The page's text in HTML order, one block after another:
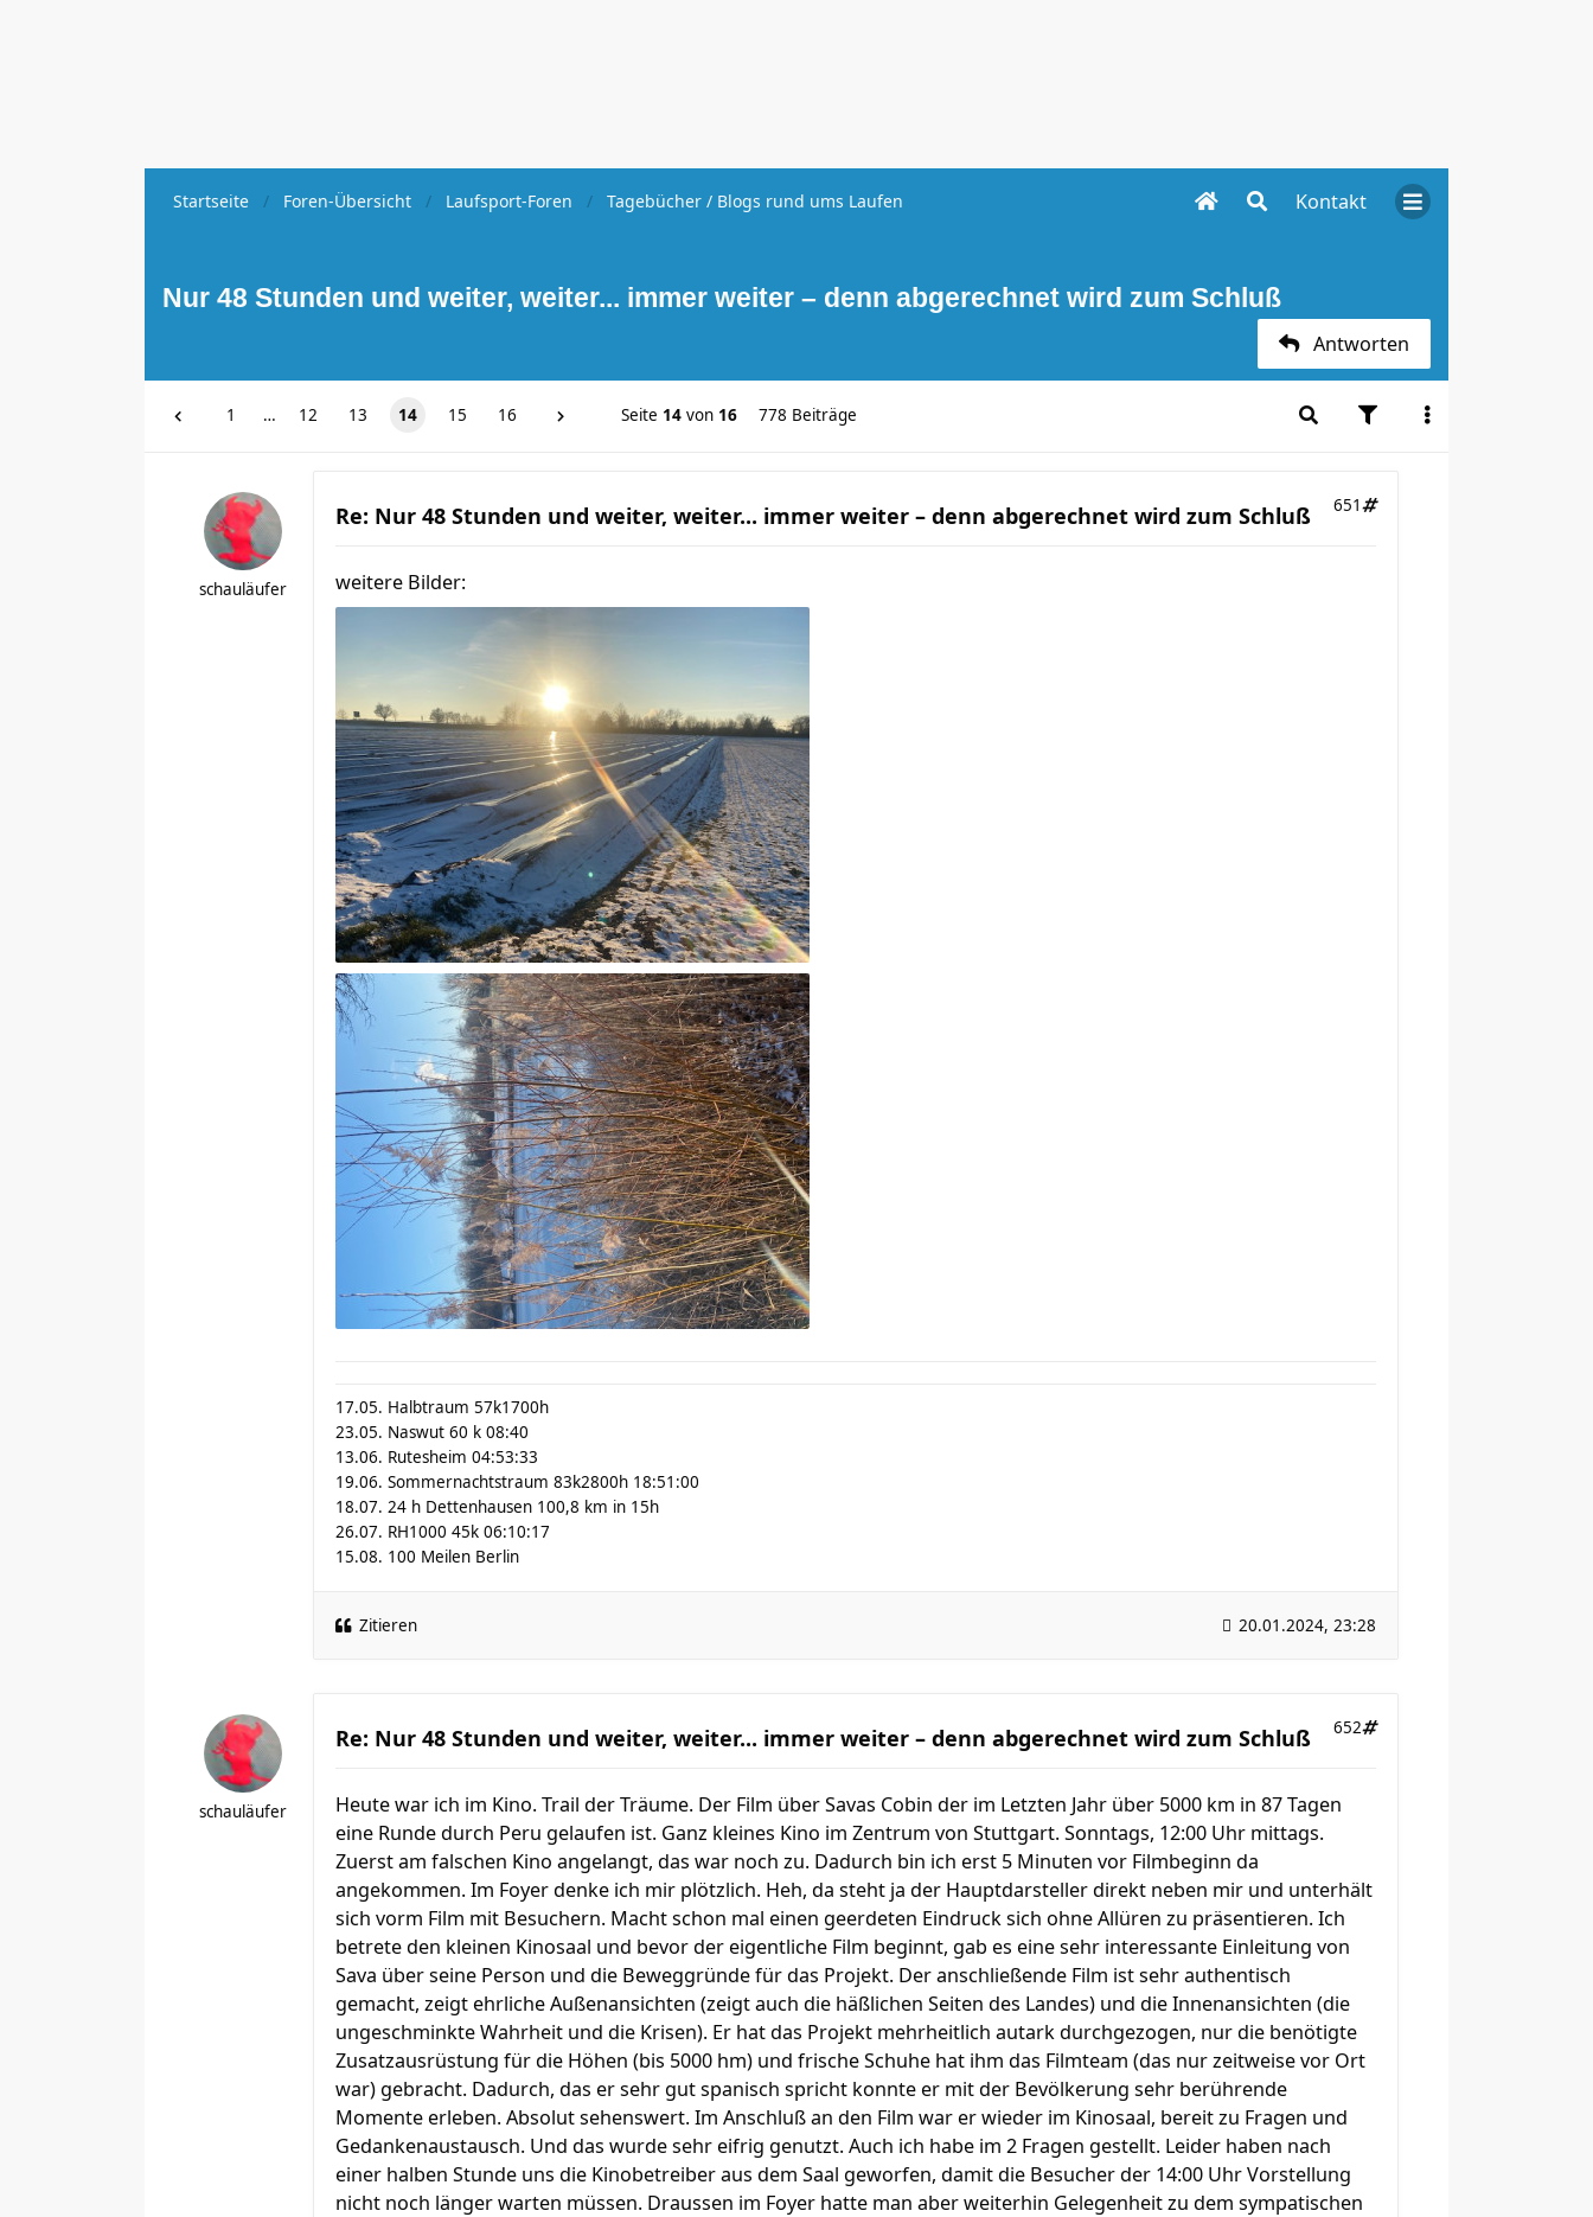
Kontakt
Startseite Foren-Übersicht Laufsport-Foren Tagebücher / Blogs rund ums Laufen
Nur 48 Stunden und weiter, weiter... immer weiter – denn abgerechnet wird zum Schluß
Antworten
1 … 12 13 14 15 16 Seite 14 von 16 778 Beiträge
schauläufer
Re: Nur 48 Stunden und weiter, weiter... immer weiter – denn abgerechnet wird zum Schluß 651
weitere Bilder:
17.05. Halbtraum 57k1700h
23.05. Naswut 60 k 08:40
13.06. Rutesheim 04:53:33
19.06. Sommernachtstraum 83k2800h 18:51:00
18.07. 24 h Dettenhausen 100,8 km in 15h
26.07. RH1000 45k 06:10:17
15.08. 100 Meilen Berlin
Zitieren 20.01.2024, 23:28
schauläufer
Re: Nur 48 Stunden und weiter, weiter... immer weiter – denn abgerechnet wird zum Schluß 652
Heute war ich im Kino. Trail der Träume. Der Film über Savas Cobin der im Letzten Jahr über 5000 km in 87 Tagen
eine Runde durch Peru gelaufen ist. Ganz kleines Kino im Zentrum von Stuttgart. Sonntags, 12:00 Uhr mittags.
Zuerst am falschen Kino angelangt, das war noch zu. Dadurch bin ich erst 5 Minuten vor Filmbeginn da
angekommen. Im Foyer denke ich mir plötzlich. Heh, da steht ja der Hauptdarsteller direkt neben mir und unterhält
sich vorm Film mit Besuchern. Macht schon mal einen geerdeten Eindruck sich ohne Allüren zu präsentieren. Ich
betrete den kleinen Kinosaal und bevor der eigentliche Film beginnt, gab es eine sehr interessante Einleitung von
Sava über seine Person und die Beweggründe für das Projekt. Der anschließende Film ist sehr authentisch
gemacht, zeigt ehrliche Außenansichten (zeigt auch die häßlichen Seiten des Landes) und die Innenansichten (die
ungeschminkte Wahrheit und die Krisen). Er hat das Projekt mehrheitlich autark durchgezogen, nur die benötigte
Zusatzausrüstung für die Höhen (bis 5000 hm) und frische Schuhe hat ihm das Filmteam (das nur zeitweise vor Ort
war) gebracht. Dadurch, das er sehr gut spanisch spricht konnte er mit der Bevölkerung sehr berührende
Momente erleben. Absolut sehenswert. Im Anschluß an den Film war er wieder im Kinosaal, bereit zu Fragen und
Gedankenaustausch. Und das wurde sehr eifrig genutzt. Auch ich habe im 2 Fragen gestellt. Leider haben nach
einer halben Stunde uns die Kinobetreiber aus dem Saal geworfen, damit die Besucher der 14:00 Uhr Vorstellung
nicht noch länger warten müssen. Draussen im Foyer hatte man aber weiterhin Gelegenheit zu dem sympatischen